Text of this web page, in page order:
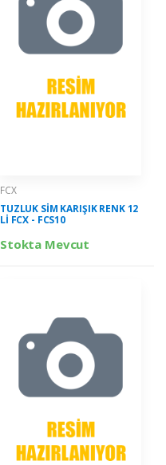
FCX
TUZLUK SİM KARIŞIK RENK 12
Lİ FCX - FCS10
Stokta Mevcut